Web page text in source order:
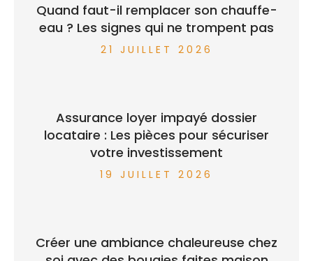
Quand faut-il remplacer son chauffe-
eau ? Les signes qui ne trompent pas
21 JUILLET 2026
Assurance loyer impayé dossier
locataire : Les pièces pour sécuriser
votre investissement
19 JUILLET 2026
Créer une ambiance chaleureuse chez